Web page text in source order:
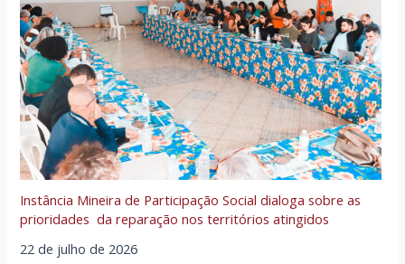
Instância Mineira de Participação Social dialoga sobre as
prioridades da reparação nos territórios atingidos
22 de julho de 2026